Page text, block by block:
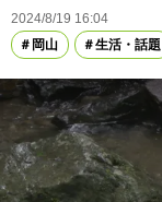
2024/8/19 16:04
岡山
生活・話題